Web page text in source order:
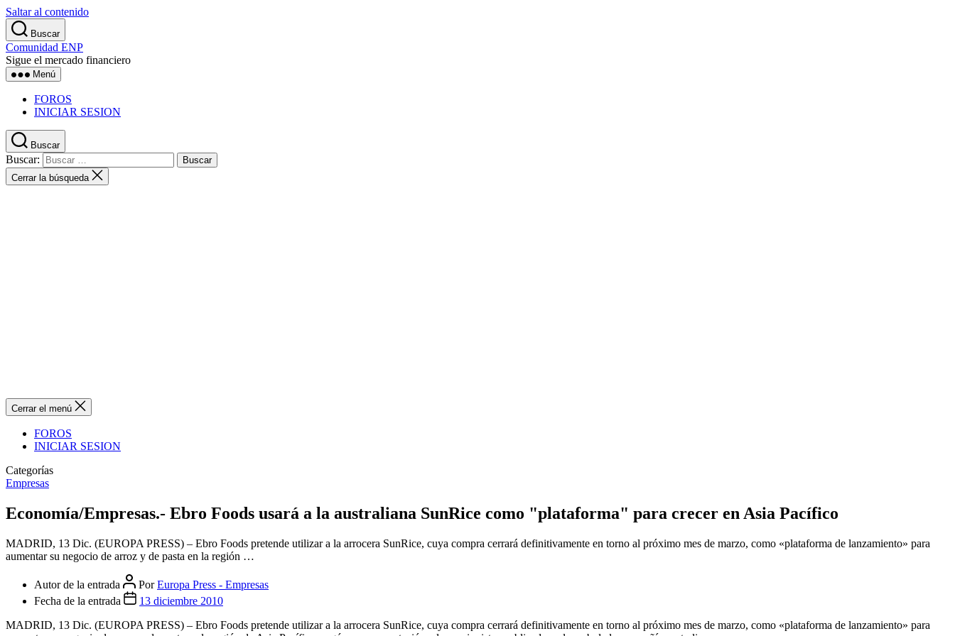
Saltar al contenido
Buscar
Comunidad ENP
Sigue el mercado financiero
Menú
FOROS
INICIAR SESION
Buscar
Buscar:
Cerrar la búsqueda
Cerrar el menú
FOROS
INICIAR SESION
Categorías
Empresas
Economía/Empresas.- Ebro Foods usará a la australiana SunRice como "plataforma" para crecer en Asia Pacífico
MADRID, 13 Dic. (EUROPA PRESS) – Ebro Foods pretende utilizar a la arrocera SunRice, cuya compra cerrará definitivamente en torno al próximo mes de marzo, como «plataforma de lanzamiento» para
aumentar su negocio de arroz y de pasta en la región …
Autor de la entrada PorEuropa Press - Empresas
Fecha de la entrada
13 diciembre 2010
MADRID, 13 Dic. (EUROPA PRESS) – Ebro Foods pretende utilizar a la arrocera SunRice, cuya compra cerrará definitivamente en torno al próximo mes de marzo, como «plataforma de lanzamiento» para